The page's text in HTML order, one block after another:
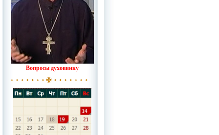
Вопросы духовнику